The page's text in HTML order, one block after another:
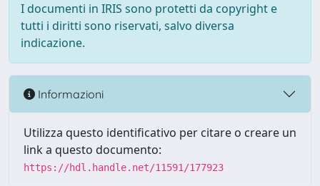
I documenti in IRIS sono protetti da copyright e
tutti i diritti sono riservati, salvo diversa
indicazione.
Informazioni
Utilizza questo identificativo per citare o creare un
link a questo documento:
https://hdl.handle.net/11591/177923